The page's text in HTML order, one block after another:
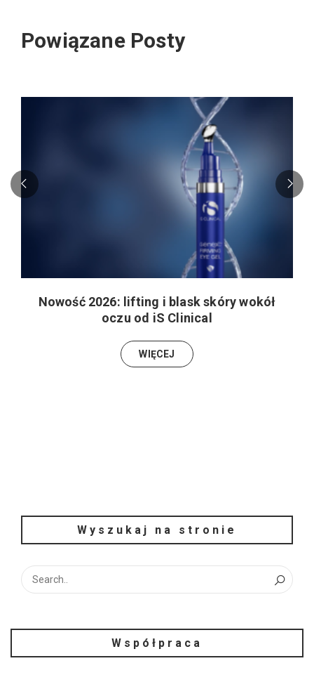
Powiązane Posty
Nowość 2026: lifting i blask skóry wokół
oczu od iS Clinical
WIĘCEJ
Wyszukaj na stronie
Współpraca